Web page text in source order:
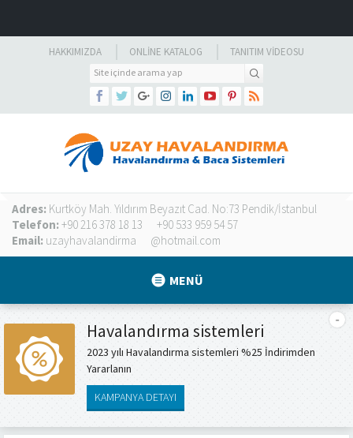
HAKKIMIZDA ONLINE KATALOG TANITIM VIDEOSU
Adres: Kurtköy Mah. Yıldırım Beyazıt Cad. No:73 Pendik/İstanbul
Telefon: +90 216 378 18 13
+90 533 959 54 57
Email: uzayhavalandirma @hotmail.com
MENÜ
Havalandırma sistemleri
2023 yılı Havalandırma sistemleri %25 İndirimden
Yararlanın
KAMPANYA DETAYI